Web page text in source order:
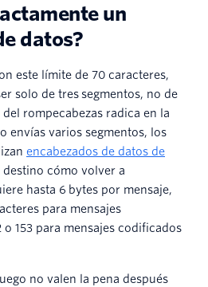
un
datos?
este límite de 70 caracteres,
solo de tres segmentos, no de
rompecabezas radica en la
envías varios segmentos, los
encabezados de datos de
cómo volver a
hasta 6 bytes por mensaje,
para mensajes
153 para mensajes codificados
no valen la pena después